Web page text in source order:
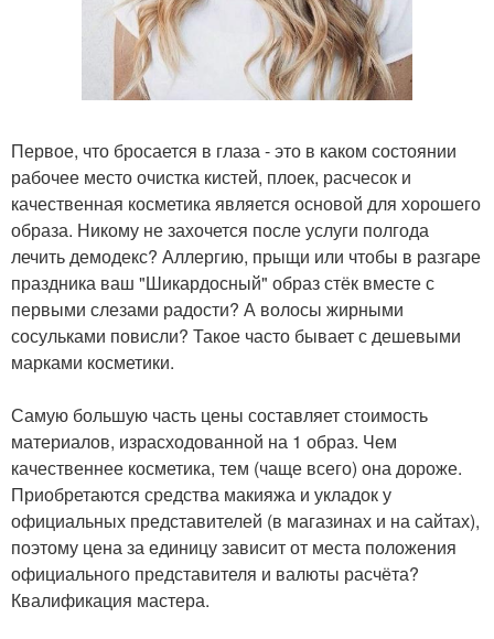
Первое, что бросается в глаза - это в каком состоянии
рабочее место очистка кистей, плоек, расчесок и
качественная косметика является основой для хорошего
образа. Никому не захочется после услуги полгода
лечить демодекс? Аллергию, прыщи или чтобы в разгаре
праздника ваш "Шикардосный" образ стёк вместе с
первыми слезами радости? А волосы жирными
сосульками повисли? Такое часто бывает с дешевыми
марками косметики.
Самую большую часть цены составляет стоимость
материалов, израсходованной на 1 образ. Чем
качественнее косметика, тем (чаще всего) она дороже.
Приобретаются средства макияжа и укладок у
официальных представителей (в магазинах и на сайтах),
поэтому цена за единицу зависит от места положения
официального представителя и валюты расчёта?
Квалификация мастера.